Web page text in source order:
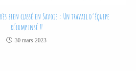
bien classé en Savoie : Un travail d’équipe
récompensé !!
30 mars 2023